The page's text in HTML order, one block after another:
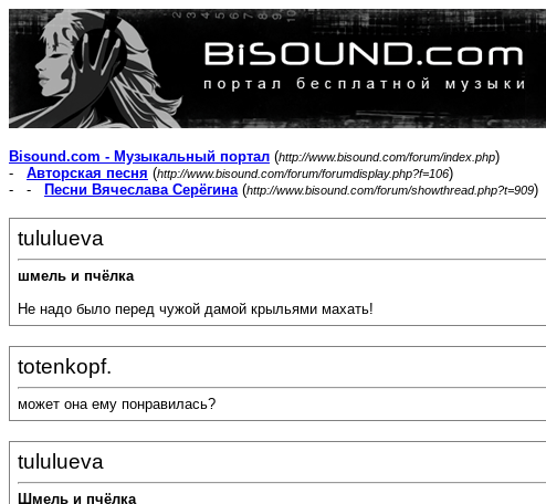
Bisound.com - Музыкальный портал (http://www.bisound.com/forum/index.php)
- Авторская песня (http://www.bisound.com/forum/forumdisplay.php?f=106)
- -
Песни Вячеслава Серёгина(http://www.bisound.com/forum/showthread.php?t=909)
tululueva
шмель и пчёлка
Не надо было перед чужой дамой крыльями махать!
totenkopf.
может она ему понравилась?
tululueva
Шмель и пчёлка